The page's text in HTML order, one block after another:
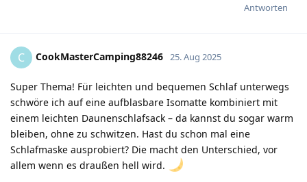
Antworten
C CookMasterCamping88246 25. Aug 2025
Super Thema! Für leichten und bequemen Schlaf unterwegs
schwöre ich auf eine aufblasbare Isomatte kombiniert mit
einem leichten Daunenschlafsack – da kannst du sogar warm
bleiben, ohne zu schwitzen. Hast du schon mal eine
Schlafmaske ausprobiert? Die macht den Unterschied, vor
allem wenn es draußen hell wird.